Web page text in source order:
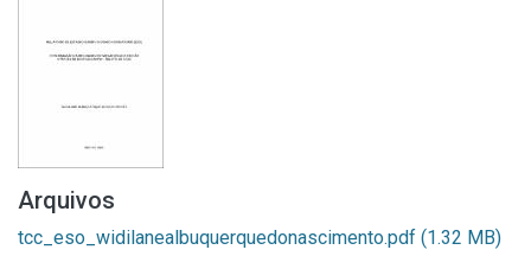
Arquivos
tcc_eso_widilanealbuquerquedonascimento.pdf (1.32 MB)